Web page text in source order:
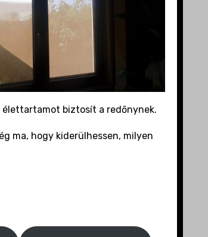
élettartamot biztosít a redőnynek.
ma, hogy kiderülhessen, milyen